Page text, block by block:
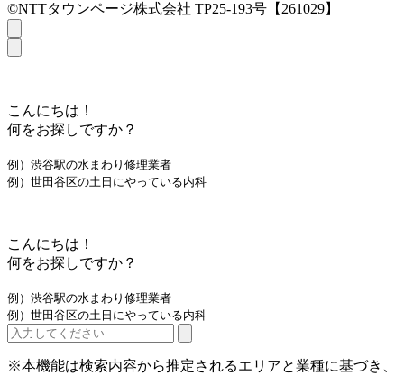
©NTTタウンページ株式会社 TP25-193号【261029】
こんにちは！
何をお探しですか？
例）渋谷駅の水まわり修理業者
例）世田谷区の土日にやっている内科
こんにちは！
何をお探しですか？
例）渋谷駅の水まわり修理業者
例）世田谷区の土日にやっている内科
※本機能は検索内容から推定されるエリアと業種に基づき、